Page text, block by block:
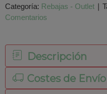
Categoría: Rebajas - Outlet |
Comentarios
Descripción
Costes de Envío